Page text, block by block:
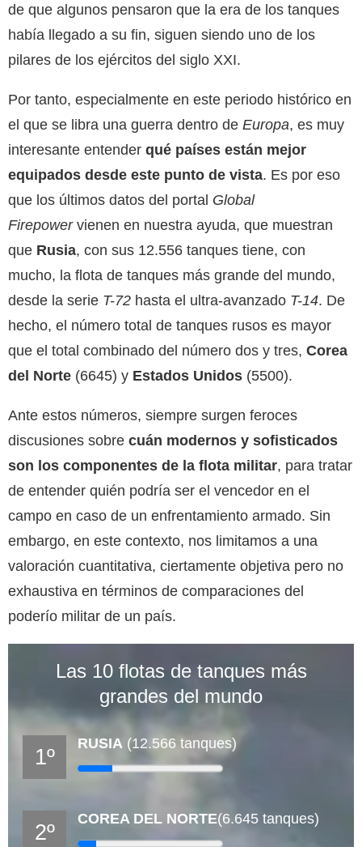
de que algunos pensaron que la era de los tanques
había llegado a su fin, siguen siendo uno de los
pilares de los ejércitos del siglo XXI.
Por tanto, especialmente en este periodo histórico en
el que se libra una guerra dentro de Europa, es muy
interesante entender qué países están mejor
equipados desde este punto de vista. Es por eso
que los últimos datos del portal Global
Firepowervienen en nuestra ayuda, que muestran
que Rusia, con sus 12.556 tanques tiene, con
mucho, la flota de tanques más grande del mundo,
desde la serie T-72 hasta el ultra-avanzado T-14. De
hecho, el número total de tanques rusos es mayor
que el total combinado del número dos y tres, Corea
del Norte (6645) y Estados Unidos (5500).
Ante estos números, siempre surgen feroces
discusiones sobre cuán modernos y sofisticados
son los componentes de la flota militar, para tratar
de entender quién podría ser el vencedor en el
campo en caso de un enfrentamiento armado. Sin
embargo, en este contexto, nos limitamos a una
valoración cuantitativa, ciertamente objetiva pero no
exhaustiva en términos de comparaciones del
poderío militar de un país.
Las 10 flotas de tanques más
grandes del mundo
1º
RUSIA (12.566 tanques)
2º
COREA DEL NORTE(6.645 tanques)